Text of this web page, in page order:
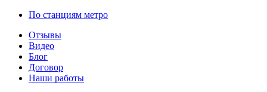
По станциям метро
Отзывы
Видео
Блог
Договор
Наши работы